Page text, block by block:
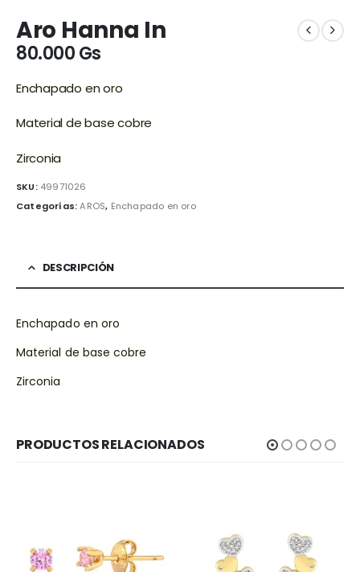
Aro Hanna In
80.000Gs
Enchapado en oro
Material de base cobre
Zirconia
SKU: 49971026
Categorías:AROS, Enchapado en oro
DESCRIPCIÓN
Enchapado en oro
Material de base cobre
Zirconia
PRODUCTOS RELACIONADOS